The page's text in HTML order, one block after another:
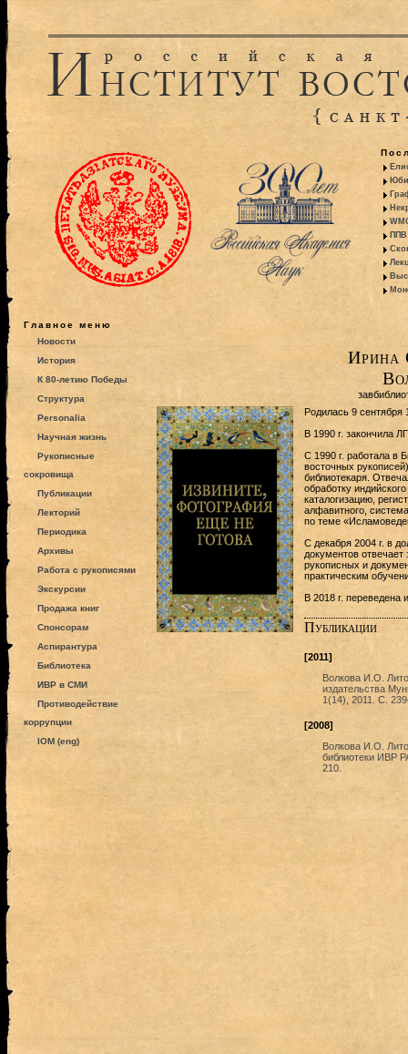
ППВ
Главное меню
Новости
История
К 80-летию Победы
Структура
Personalia
Научная жизнь
Рукописные
сокровища
Публикации
Лекторий
Периодика
Архивы
Работа с рукописями
Экскурсии
Продажа книг
Спонсорам
Аспирантура
Библиотека
ИВР в СМИ
Противодействие
коррупции
IOM (eng)
Ирина
Родилась 9 сентября
В 1990 г. закончила
С 1990 г. работала в
восточных
библиотекаря.
обработку
каталогизацию,
алфавитного,
по теме
С декабря 2004 г. в
документов отвечает
рукописных и
практическим
В 2018 г.
Публикации
[2011]
Волкова И.О.
издательства
1(14), 2011. С.
[2008]
Волкова И.О.
библиотеки ИВР
210.